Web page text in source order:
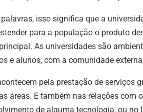
isso significa que a
para a população o produto
As universidades são
e alunos, com a comunidade
pela prestação de serviços
áreas. E também nas relações com
de alguma tecnologia, ou